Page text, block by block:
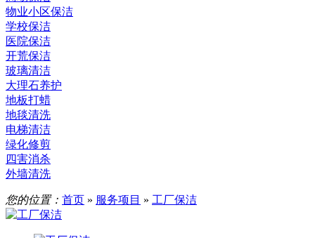
物业小区保洁
学校保洁
医院保洁
开荒保洁
玻璃清洁
大理石养护
地板打蜡
地毯清洗
电梯清洁
绿化修剪
四害消杀
外墙清洗
您的位置： 首页 » 服务项目 » 工厂保洁